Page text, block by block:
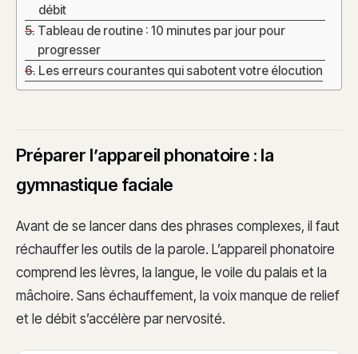
débit
Tableau de routine : 10 minutes par jour pour
progresser
Les erreurs courantes qui sabotent votre élocution
Préparer l’appareil phonatoire : la
gymnastique faciale
Avant de se lancer dans des phrases complexes, il faut
réchauffer les outils de la parole. L’appareil phonatoire
comprend les lèvres, la langue, le voile du palais et la
mâchoire. Sans échauffement, la voix manque de relief
et le débit s’accélère par nervosité.